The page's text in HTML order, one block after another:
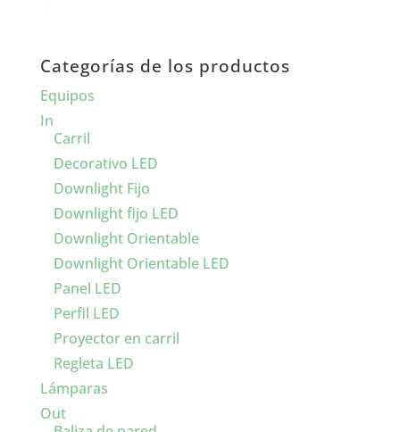
Categorías de los productos
Equipos
In
Carril
Decorativo LED
Downlight Fijo
Downlight fijo LED
Downlight Orientable
Downlight Orientable LED
Panel LED
Perfil LED
Proyector en carril
Regleta LED
Lámparas
Out